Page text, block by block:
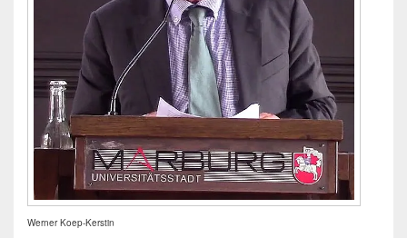
Werner Koep-Kerstin